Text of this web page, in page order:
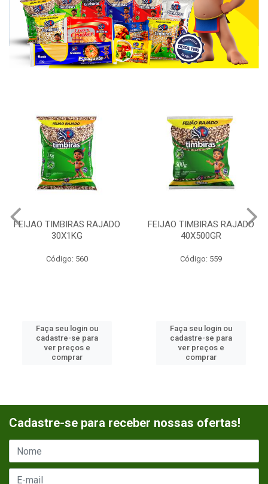
FEIJAO TIMBIRAS RAJADO
Faça seu login ou
cadastre-se para
ver preços e
MILHO PIPOCA
Faça seu login
cadastre-se
ver preços e
Cadastre-se para receber nossas ofertas!